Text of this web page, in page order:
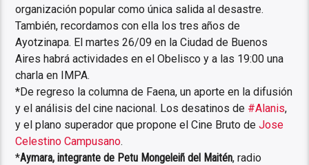
organización popular como única salida al desastre.
También, recordamos con ella los tres años de
Ayotzinapa. El martes 26/09 en la Ciudad de Buenos
Aires habrá actividades en el Obelisco y a las 19:00 una
charla en IMPA.
*De regreso la columna de Faena, un aporte en la difusión
y el análisis del cine nacional. Los desatinos de #Alanis,
y el plano superador que propone el Cine Bruto deJose
Celestino Campusano.
*Aymara, integrante de Petu Mongeleiñ del Maitén, radio